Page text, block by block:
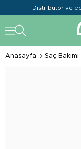
Distribütör ve
Anasayfa Saç Bakımı